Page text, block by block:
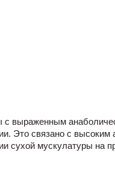
выраженным
связано с высоким
сухой мускулатуры на